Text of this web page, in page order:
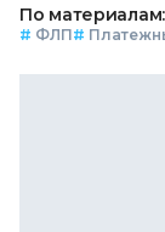
По материалам:
# ФЛП#